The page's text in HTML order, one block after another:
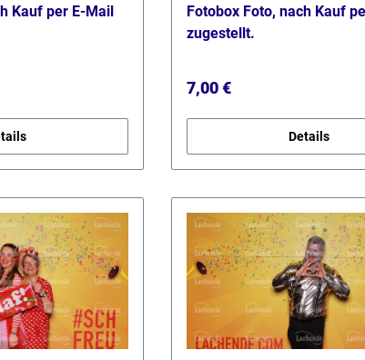
Kauf per E-Mail
Fotobox Foto, nach Kauf
zugestellt.
Regulärer Preis:
7,00 €
Details